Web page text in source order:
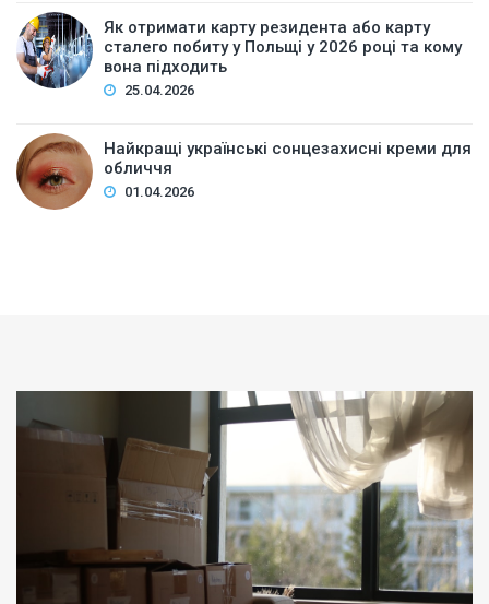
Як отримати карту резидента або карту
сталего побиту у Польщі у 2026 році та кому
вона підходить
25.04.2026
Найкращі українські сонцезахисні креми для
обличчя
01.04.2026